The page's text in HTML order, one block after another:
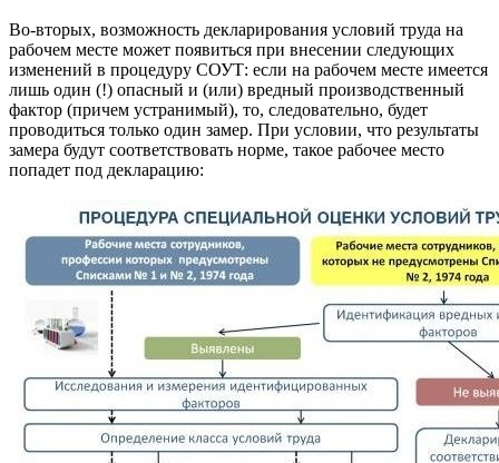
Во-вторых, возможность декларирования условий труда на
рабочем месте может появиться при внесении следующих
изменений в процедуру СОУТ: если на рабочем месте имеется
лишь один (!) опасный и (или) вредный производственный
фактор (причем устранимый), то, следовательно, будет
проводиться только один замер. При условии, что результаты
замера будут соответствовать норме, такое рабочее место
попадет под декларацию: